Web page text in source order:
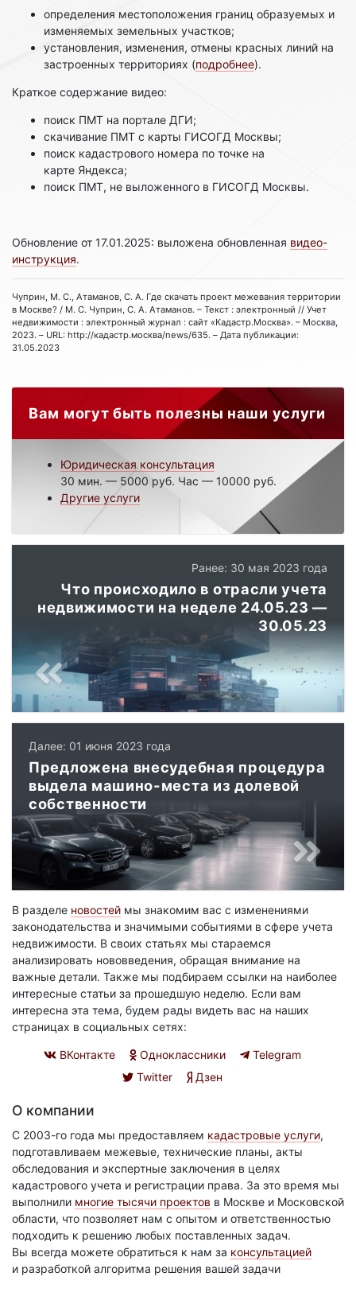
определения местоположения границ образуемых и
изменяемых земельных участков;
установления, изменения, отмены красных линий на
застроенных территориях (подробнее).
Краткое содержание видео:
поиск ПМТ на портале ДГИ;
скачивание ПМТ с карты ГИСОГД Москвы;
поиск кадастрового номера по точке на
карте Яндекса;
поиск ПМТ, не выложенного в ГИСОГД Москвы.
Обновление от 17.01.2025: выложена обновленная видео-
инструкция.
Чуприн, М. С., Атаманов, С. А. Где скачать проект межевания территории
в Москве? / М. С. Чуприн, С. А. Атаманов. – Текст : электронный // Учет
недвижимости : электронный журнал : сайт «Кадастр.Москва». – Москва,
2023. – URL: http://кадастр.москва/news/635. – Дата публикации:
31.05.2023
Вам могут быть полезны наши услуги
Юридическая консультация
30 мин. — 5000 руб. Час — 10000 руб.
Другие услуги
Ранее: 30 мая 2023 года
Что происходило в отрасли учета
недвижимости на неделе 24.05.23 —
30.05.23
Далее: 01 июня 2023 года
Предложена внесудебная процедура
выдела машино-места из долевой
собственности
В разделе новостей мы знакомим вас с изменениями
законодательства и значимыми событиями в сфере учета
недвижимости. В своих статьях мы стараемся
анализировать нововведения, обращая внимание на
важные детали. Также мы подбираем ссылки на наиболее
интересные статьи за прошедшую неделю. Если вам
интересна эта тема, будем рады видеть вас на наших
страницах в социальных сетях:
ВКонтакте Одноклассники
Telegram
Twitter
Дзен
О компании
С 2003-го года мы предоставляем кадастровые услуги,
подготавливаем межевые, технические планы, акты
обследования и экспертные заключения в целях
кадастрового учета и регистрации права. За это время мы
выполнили многие тысячи проектов в Москве и Московской
области, что позволяет нам с опытом и ответственностью
подходить к решению любых поставленных задач.
Вы всегда можете обратиться к нам за консультацией
и разработкой алгоритма решения вашей задачи